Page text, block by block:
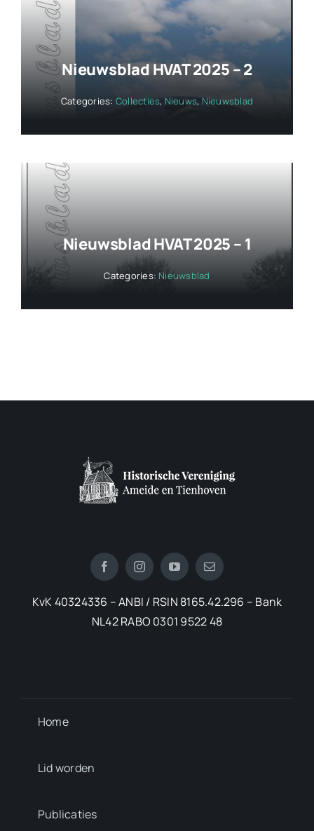
Nieuwsblad HVAT 2025 – 2
Categories: Collecties, Nieuws,Nieuwsblad
Nieuwsblad HVAT 2025 – 1
Categories:Nieuwsblad
KvK 40324336 – ANBI / RSIN 8165.42.296 – Bank
NL42 RABO 0301 9522 48
Home
Lid worden
Publicaties